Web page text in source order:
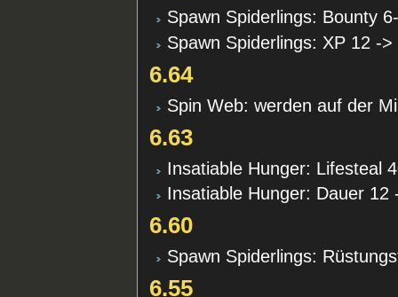
Spawn Spiderlings: Bounty
Spawn Spiderlings: XP 12 ->
6.64
Spin Web: werden auf der
6.63
Insatiable Hunger: Lifesteal
Insatiable Hunger: Dauer 12
6.60
Spawn Spiderlings:
6.55